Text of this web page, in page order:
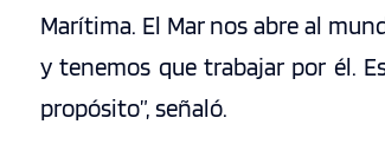
Marítima. El Mar nos abre al
y tenemos que trabajar por él.
propósito”, señaló.